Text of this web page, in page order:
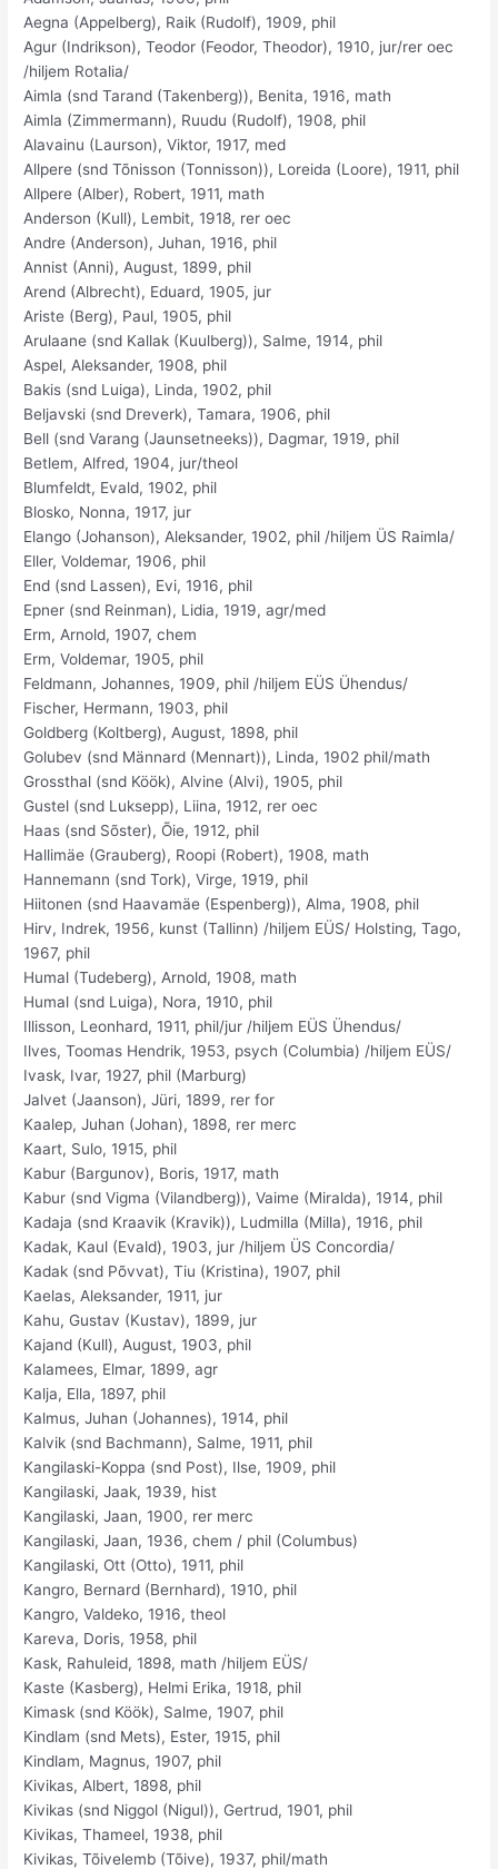
Aegna (Appelberg), Raik (Rudolf), 1909, phil
Agur (Indrikson), Teodor (Feodor, Theodor), 1910, jur/rer oec
/hiljem Rotalia/
Aimla (snd Tarand (Takenberg)), Benita, 1916, math
Aimla (Zimmermann), Ruudu (Rudolf), 1908, phil
Alavainu (Laurson), Viktor, 1917, med
Allpere (snd Tõnisson (Tonnisson)), Loreida (Loore), 1911, phil
Allpere (Alber), Robert, 1911, math
Anderson (Kull), Lembit, 1918, rer oec
Andre (Anderson), Juhan, 1916, phil
Annist (Anni), August, 1899, phil
Arend (Albrecht), Eduard, 1905, jur
Ariste (Berg), Paul, 1905, phil
Arulaane (snd Kallak (Kuulberg)), Salme, 1914, phil
Aspel, Aleksander, 1908, phil
Bakis (snd Luiga), Linda, 1902, phil
Beljavski (snd Dreverk), Tamara, 1906, phil
Bell (snd Varang (Jaunsetneeks)), Dagmar, 1919, phil
Betlem, Alfred, 1904, jur/theol
Blumfeldt, Evald, 1902, phil
Blosko, Nonna, 1917, jur
Elango (Johanson), Aleksander, 1902, phil /hiljem ÜS Raimla/
Eller, Voldemar, 1906, phil
End (snd Lassen), Evi, 1916, phil
Epner (snd Reinman), Lidia, 1919, agr/med
Erm, Arnold, 1907, chem
Erm, Voldemar, 1905, phil
Feldmann, Johannes, 1909, phil /hiljem EÜS Ühendus/
Fischer, Hermann, 1903, phil
Goldberg (Koltberg), August, 1898, phil
Golubev (snd Männard (Mennart)), Linda, 1902 phil/math
Grossthal (snd Köök), Alvine (Alvi), 1905, phil
Gustel (snd Luksepp), Liina, 1912, rer oec
Haas (snd Sõster), Õie, 1912, phil
Hallimäe (Grauberg), Roopi (Robert), 1908, math
Hannemann (snd Tork), Virge, 1919, phil
Hiitonen (snd Haavamäe (Espenberg)), Alma, 1908, phil
Hirv, Indrek, 1956, kunst (Tallinn) /hiljem EÜS/ Holsting, Tago,
1967, phil
Humal (Tudeberg), Arnold, 1908, math
Humal (snd Luiga), Nora, 1910, phil
Illisson, Leonhard, 1911, phil/jur /hiljem EÜS Ühendus/
Ilves, Toomas Hendrik, 1953, psych (Columbia) /hiljem EÜS/
Ivask, Ivar, 1927, phil (Marburg)
Jalvet (Jaanson), Jüri, 1899, rer for
Kaalep, Juhan (Johan), 1898, rer merc
Kaart, Sulo, 1915, phil
Kabur (Bargunov), Boris, 1917, math
Kabur (snd Vigma (Vilandberg)), Vaime (Miralda), 1914, phil
Kadaja (snd Kraavik (Kravik)), Ludmilla (Milla), 1916, phil
Kadak, Kaul (Evald), 1903, jur /hiljem ÜS Concordia/
Kadak (snd Põvvat), Tiu (Kristina), 1907, phil
Kaelas, Aleksander, 1911, jur
Kahu, Gustav (Kustav), 1899, jur
Kajand (Kull), August, 1903, phil
Kalamees, Elmar, 1899, agr
Kalja, Ella, 1897, phil
Kalmus, Juhan (Johannes), 1914, phil
Kalvik (snd Bachmann), Salme, 1911, phil
Kangilaski-Koppa (snd Post), Ilse, 1909, phil
Kangilaski, Jaak, 1939, hist
Kangilaski, Jaan, 1900, rer merc
Kangilaski, Jaan, 1936, chem / phil (Columbus)
Kangilaski, Ott (Otto), 1911, phil
Kangro, Bernard (Bernhard), 1910, phil
Kangro, Valdeko, 1916, theol
Kareva, Doris, 1958, phil
Kask, Rahuleid, 1898, math /hiljem EÜS/
Kaste (Kasberg), Helmi Erika, 1918, phil
Kimask (snd Köök), Salme, 1907, phil
Kindlam (snd Mets), Ester, 1915, phil
Kindlam, Magnus, 1907, phil
Kivikas, Albert, 1898, phil
Kivikas (snd Niggol (Nigul)), Gertrud, 1901, phil
Kivikas, Thameel, 1938, phil
Kivikas, Tõivelemb (Tõive), 1937, phil/math